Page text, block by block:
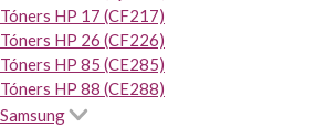
Tóners HP 17 (CF217)
Tóners HP 26 (CF226)
Tóners HP 85 (CE285)
Tóners HP 88 (CE288)
Samsung